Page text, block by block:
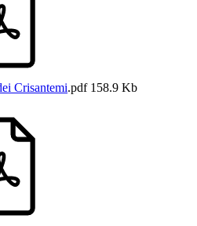
Crisantemi.pdf158.9 Kb